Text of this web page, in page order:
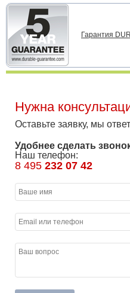
Гарантия
Нужна
Оставьте заявку, мы
Удобнее сделать
Наш телефон:
8 495 232 07 42